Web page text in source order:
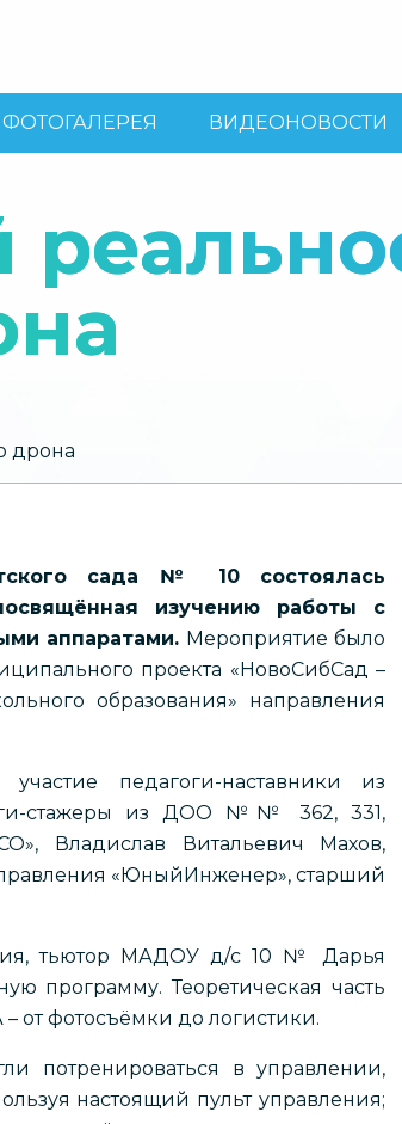
ФОТОГАЛЕРЕЯ ВИДЕОНОВОСТИ
дрона
сада № 10 состоялась
изучению работы с
аппаратами. Мероприятие было
проекта «НовоСибСад –
образования» направления
педагоги-наставники из
стажеры из ДОО №№ 362, 331,
Владислав Витальевич Махов,
«ЮныйИнженер», старший
тьютор МАДОУ д/с 10 № Дарья
программу. Теоретическая часть
от фотосъёмки до логистики.
потренироваться в управлении,
настоящий пульт управления;